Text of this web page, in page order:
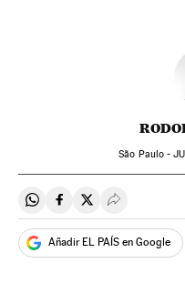
São Paulo -
Compartir en Whatsapp
Compartir en
Compartir en
Desplegar
Añadir EL PAÍS en Google